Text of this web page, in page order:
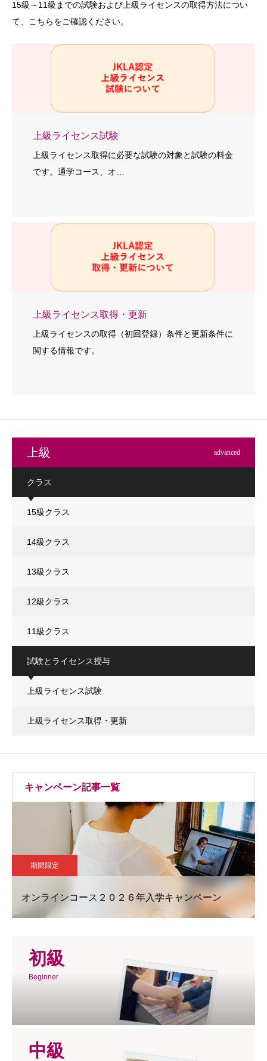
15級～11級までの試験および上級ライセンスの取得方法につい
て、こちらをご確認ください。
上級ライセンス試験
上級ライセンス取得に必要な試験の対象と試験の料金
です。通学コース、オ…
上級ライセンス取得・更新
上級ライセンスの取得（初回登録）条件と更新条件に
関する情報です。
上級 advanced
クラス
15級クラス
14級クラス
13級クラス
12級クラス
11級クラス
試験とライセンス授与
上級ライセンス試験
上級ライセンス取得・更新
キャンペーン記事一覧
期間限定
オンラインコース２０２６年入学キャンペーン
初級
Beginner
中級